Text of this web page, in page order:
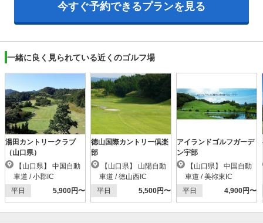
今すぐ予約できるプランを見る
一緒に良く見られている近くのゴルフ場
湯田カントリークラブ
（山口県）
車道 / 小郡IC
平日
5,900円〜
徳山国際カントリー倶楽
部
車道 / 徳山西IC
平日
5,500円〜
アイランドゴルフガーデ
ン宇部
車道 / 美祢東IC
平日
4,900円〜